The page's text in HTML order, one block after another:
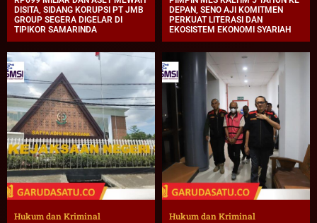
DISITA, SIDANG KORUPSI PT JMB
GROUP SEGERA DIGELAR DI
TIPIKOR SAMARINDA
DEPAN, SENO AJI KOMITMEN
PERKUAT LITERASI DAN
EKOSISTEM EKONOMI SYARIAH
Hukum dan Kriminal Hukum dan Kriminal